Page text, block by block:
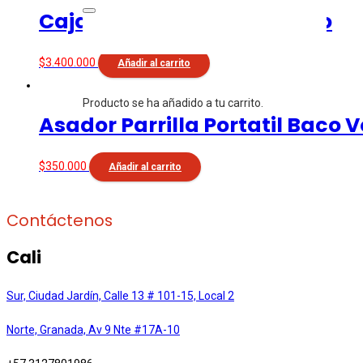
Producto se ha añadido a tu carrito.
Caja China Grande Volcano
$3.400.000 Añadir al carrito
Asador Parrilla Portatil Baco
$350.000 Añadir al carrito
Contáctenos
Cali
Sur, Ciudad Jardín, Calle 13 # 101-15, Local 2
Norte, Granada, Av 9 Nte #17A-10